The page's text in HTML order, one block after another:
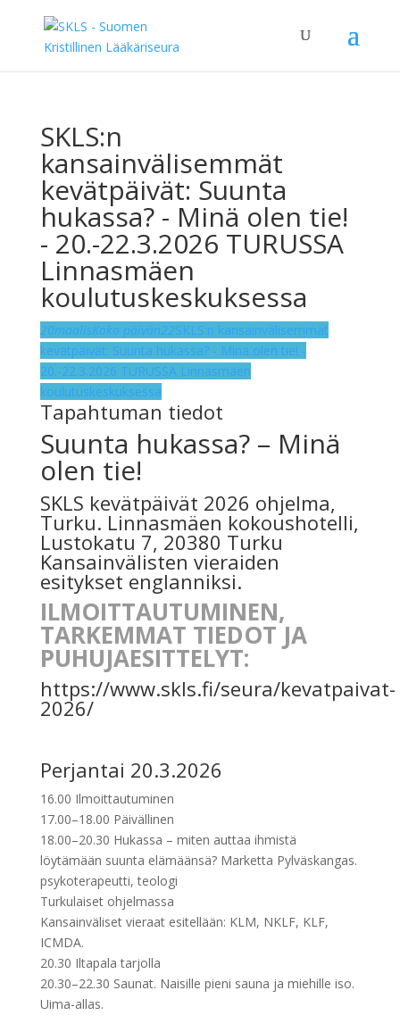
SKLS:n
kansainvälisemmät
kevätpäivät: Suunta
hukassa? - Minä olen tie!
- 20.-22.3.2026 TURUSSA
Linnasmäen
koulutuskeskuksessa
20maalisKoko päivän22SKLS:n kansainvälisemmät
kevätpäivät: Suunta hukassa? - Minä olen tie! -
20.-22.3.2026 TURUSSA Linnasmäen
koulutuskeskuksessa
Tapahtuman tiedot
Suunta hukassa? – Minä
olen tie!
SKLS kevätpäivät 2026 ohjelma,
Turku. Linnasmäen kokoushotelli,
Lustokatu 7, 20380 Turku
Kansainvälisten vieraiden
esitykset englanniksi.
ILMOITTAUTUMINEN,
TARKEMMAT TIEDOT JA
PUHUJAESITTELYT:
https://www.skls.fi/seura/kevatpaivat-
2026/
Perjantai 20.3.2026
16.00 Ilmoittautuminen
17.00–18.00 Päivällinen
18.00–20.30 Hukassa – miten auttaa ihmistä
löytämään suunta elämäänsä? Marketta Pylväskangas.
psykoterapeutti, teologi
Turkulaiset ohjelmassa
Kansainväliset vieraat esitellään: KLM, NKLF, KLF,
ICMDA.
20.30 Iltapala tarjolla
20.30–22.30 Saunat. Naisille pieni sauna ja miehille iso.
Uima-allas.